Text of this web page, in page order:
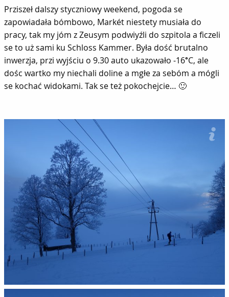
Prziszeł dalszy styczniowy weekend, pogoda se
zapowiadała bómbowo, Markét niestety musiała do
pracy, tak my jóm z Zeusym podwiyźli do szpitola a ficzeli
se to uż sami ku Schloss Kammer. Była dość brutalno
inwerzja, przi wyjściu o 9.30 auto ukazowało -16°C, ale
dośc wartko my niechali doline a mgłe za sebóm a mógli
se kochać widokami. Tak se też pokochejcie… 🙂
Auto ukazywało -16°C...